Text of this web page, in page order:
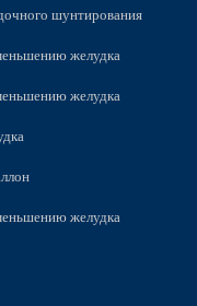
шунтирования
желудка
желудка
желудка